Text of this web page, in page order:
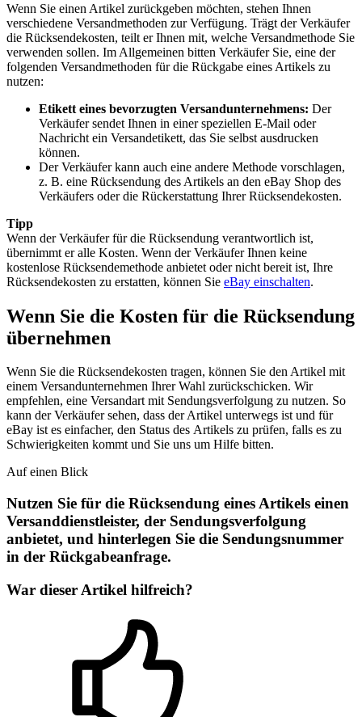
Wenn Sie einen Artikel zurückgeben möchten, stehen Ihnen
verschiedene Versandmethoden zur Verfügung. Trägt der Verkäufer
die Rücksendekosten, teilt er Ihnen mit, welche Versandmethode Sie
verwenden sollen. Im Allgemeinen bitten Verkäufer Sie, eine der
folgenden Versandmethoden für die Rückgabe eines Artikels zu
nutzen:
Etikett eines bevorzugten Versandunternehmens: Der
Verkäufer sendet Ihnen in einer speziellen E-Mail oder
Nachricht ein Versandetikett, das Sie selbst ausdrucken
können.
Der Verkäufer kann auch eine andere Methode vorschlagen,
z. B. eine Rücksendung des Artikels an den eBay Shop des
Verkäufers oder die Rückerstattung Ihrer Rücksendekosten.
Tipp
Wenn der Verkäufer für die Rücksendung verantwortlich ist,
übernimmt er alle Kosten. Wenn der Verkäufer Ihnen keine
kostenlose Rücksendemethode anbietet oder nicht bereit ist, Ihre
Rücksendekosten zu erstatten, können Sie eBay einschalten.
Wenn Sie die Kosten für die Rücksendung
übernehmen
Wenn Sie die Rücksendekosten tragen, können Sie den Artikel mit
einem Versandunternehmen Ihrer Wahl zurückschicken. Wir
empfehlen, eine Versandart mit Sendungsverfolgung zu nutzen. So
kann der Verkäufer sehen, dass der Artikel unterwegs ist und für
eBay ist es einfacher, den Status des Artikels zu prüfen, falls es zu
Schwierigkeiten kommt und Sie uns um Hilfe bitten.
Auf einen Blick
Nutzen Sie für die Rücksendung eines Artikels einen
Versanddienstleister, der Sendungsverfolgung
anbietet, und hinterlegen Sie die Sendungsnummer
in der Rückgabeanfrage.
War dieser Artikel hilfreich?